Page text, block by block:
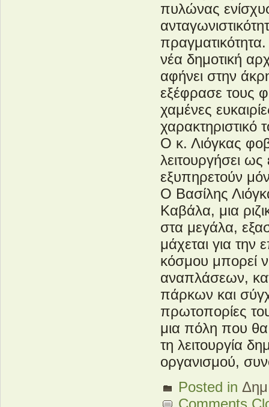
πυλώνας
νέα δημοτική
αφήνει στην
εξέφρασε τους
χαμένες
χαρακτηριστικό
Ο κ. Λιόγκας
λειτουργήσει
εξυπηρετούν
Ο Βασίλης
Καβάλα, μια
στα μεγάλα,
μάχεται για
κόσμου μπορεί
αναπλάσεων,
πάρκων και
πρωτοπορίες
μια πόλη που θα
τη λειτουργία
οργανισμού,
Posted in